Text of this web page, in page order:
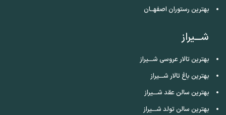
بهترین رستوران اصفهــان
شـــیراز
بهترین تالار عروسی شـــیراز
بهترین باغ تالار شـــیراز
بهترین سالن عقد شـــیراز
بهترین سالن تولد شـــیراز